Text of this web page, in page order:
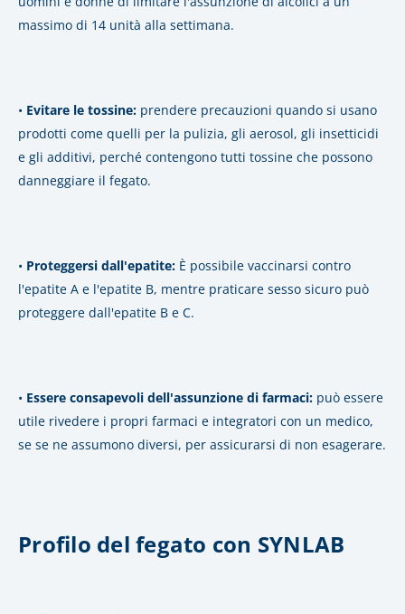
massimo di 14 unità alla settimana.
• Evitare le tossine: prendere precauzioni quando si usano
prodotti come quelli per la pulizia, gli aerosol, gli insetticidi
e gli additivi, perché contengono tutti tossine che possono
danneggiare il fegato.
• Proteggersi dall'epatite: È possibile vaccinarsi contro
l'epatite A e l'epatite B, mentre praticare sesso sicuro può
proteggere dall'epatite B e C.
• Essere consapevoli dell'assunzione di farmaci: può essere
utile rivedere i propri farmaci e integratori con un medico,
se se ne assumono diversi, per assicurarsi di non esagerare.
Profilo del fegato con SYNLAB